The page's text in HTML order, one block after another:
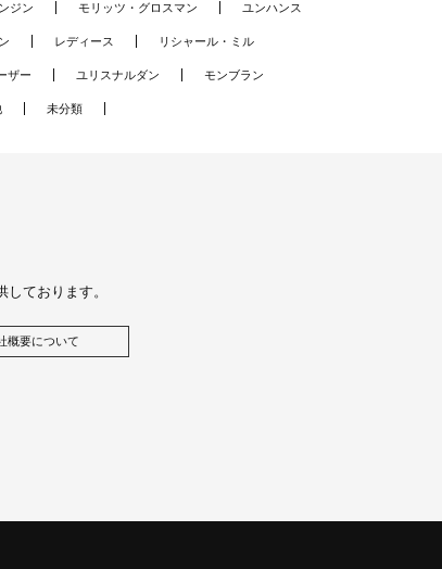
ジン モリッツ・グロスマン ユンハンス
レディース リシャール・ミル
ザー ユリスナルダン モンブラン
未分類
ております。
概要について